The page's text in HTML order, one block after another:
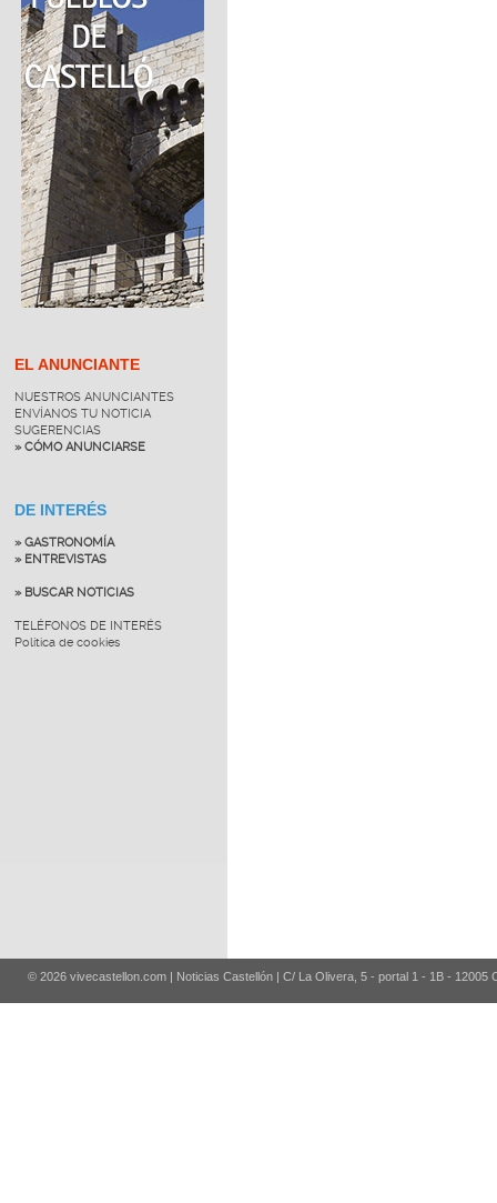
EL ANUNCIANTE
NUESTROS ANUNCIANTES
ENVÍANOS TU NOTICIA
SUGERENCIAS
» CÓMO ANUNCIARSE
DE INTERÉS
» GASTRONOMÍA
» ENTREVISTAS
» BUSCAR NOTICIAS
TELÉFONOS DE INTERÉS
Política de cookies
© 2026 vivecastellon.com | Noticias Castellón | C/ La Olivera, 5 - portal 1 - 1B - 12005